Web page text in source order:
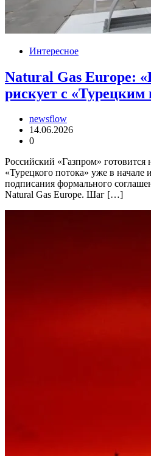
Интересное
Natural Gas Europe:
рискует с «Турецким
newsflow
14.06.2026
0
Российский «Газпром» готовится
«Турецкого потока» уже в начале
подписания формального
Natural Gas Europe. Шаг […]